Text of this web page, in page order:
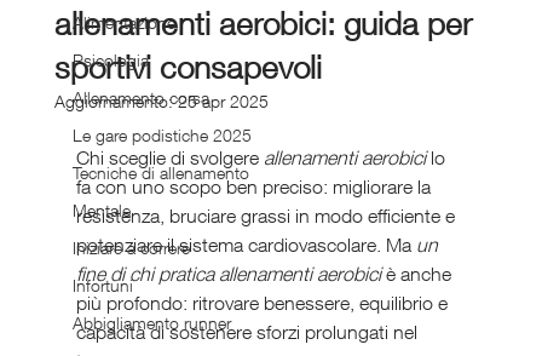
Alimentazione
Psicologia
Allenamento corsa
Le gare podistiche 2025
Tecniche di allenamento
Mentale
Iniziare a correre
Infortuni
Abbigliamento runner
allenamenti aerobici: guida per
sportivi consapevoli
Aggiornamento:25 apr 2025
Chi sceglie di svolgere allenamenti aerobici lo
fa con uno scopo ben preciso: migliorare la
resistenza, bruciare grassi in modo efficiente e
potenziare il sistema cardiovascolare. Ma un
fine di chi pratica allenamenti aerobici è anche
più profondo: ritrovare benessere, equilibrio e
capacità di sostenere sforzi prolungati nel